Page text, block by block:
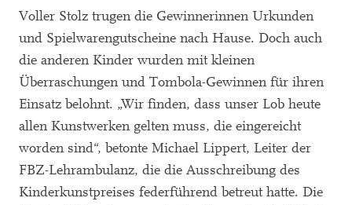
Voller Stolz trugen die Gewinnerinnen Urkunden
und Spielwarengutscheine nach Hause. Doch auch
die anderen Kinder wurden mit kleinen
Überraschungen und Tombola-Gewinnen für ihren
Einsatz belohnt. „Wir finden, dass unser Lob heute
allen Kunstwerken gelten muss, die eingereicht
worden sind“, betonte Michael Lippert, Leiter der
FBZ-Lehrambulanz, die die Ausschreibung des
Kinderkunstpreises federführend betreut hatte. Die